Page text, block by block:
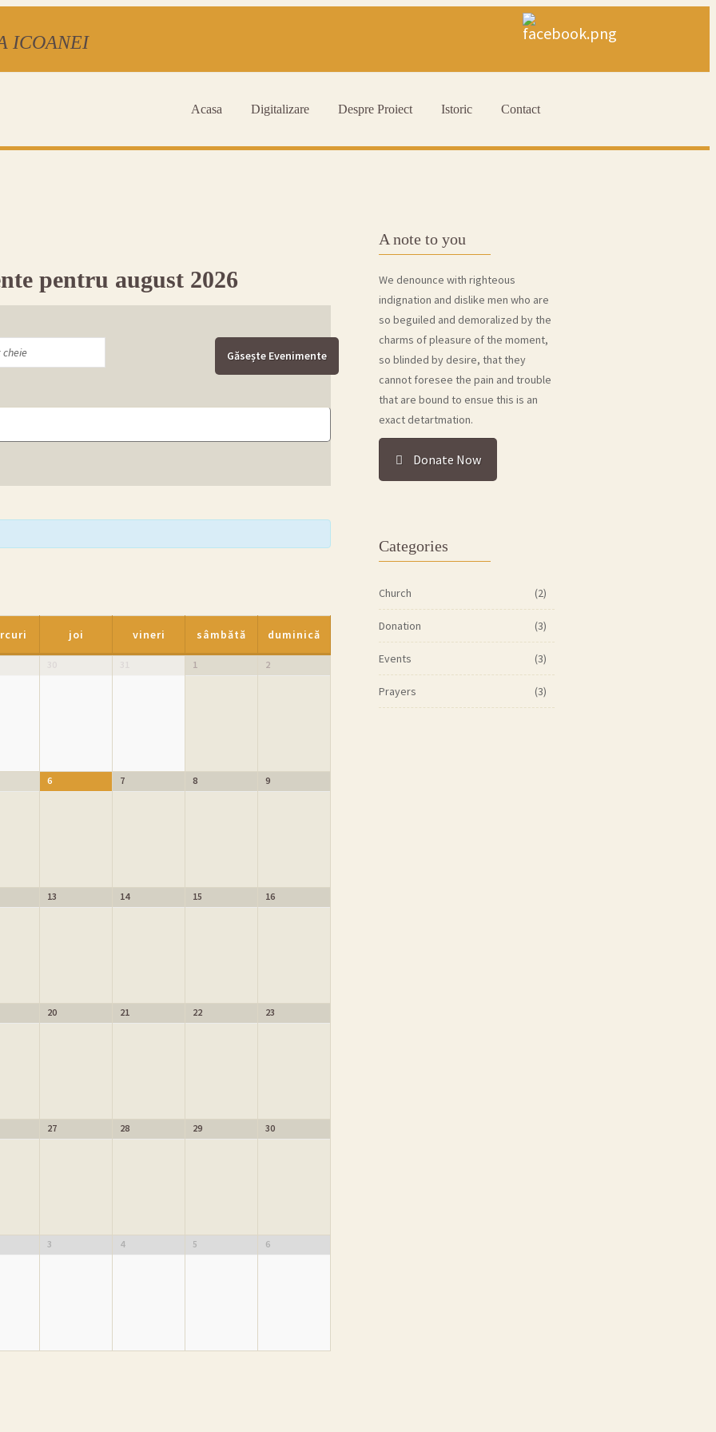
ICOANEI
Acasa Digitalizare Despre Proiect Istoric Contact
pentru august 2026
joi vineri sâmbătă duminică
1 2
6 7 8 9
13 14 15 16
20 21 22 23
27 28 29 30
3 4 5 6
A note to you
We denounce with righteous
indignation and dislike men who are
so beguiled and demoralized by the
charms of pleasure of the moment,
so blinded by desire, that they
cannot foresee the pain and trouble
that are bound to ensue this is an
exact detartmation.
Donate Now
Categories
Church (2)
Donation (3)
Events (3)
Prayers (3)